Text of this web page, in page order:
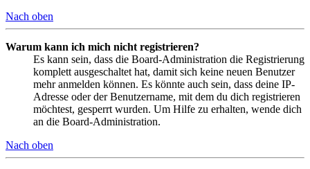
Nach oben
Warum kann ich mich nicht registrieren?
Es kann sein, dass die Board-Administration die Registrierung
komplett ausgeschaltet hat, damit sich keine neuen Benutzer
mehr anmelden können. Es könnte auch sein, dass deine IP-
Adresse oder der Benutzername, mit dem du dich registrieren
möchtest, gesperrt wurden. Um Hilfe zu erhalten, wende dich
an die Board-Administration.
Nach oben